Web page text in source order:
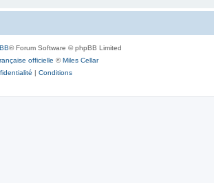
® Forum Software © phpBB Limited
officielle ©Miles Cellar
| Conditions